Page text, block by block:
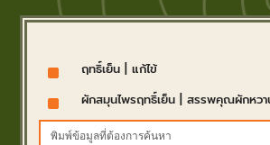
^ ฤทธิ์เย็น| แก้ไข้
^ ผักสมุนไพรฤทธิ์เย็น| สรรพคุณผักหวา